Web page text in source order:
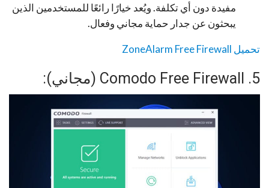
مفيدة دون أي تكلفة. ويُعد خيارًا رائعًا للمستخدمين الذين
يبحثون عن جدار حماية مجاني وفعال.
تحميل ZoneAlarm Free Firewall
5. Comodo Free Firewall (مجاني):